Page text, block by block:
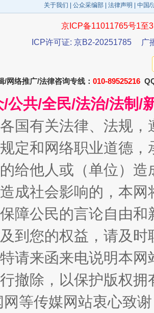
营 权益有保障
家标准开始实施
富民促振兴 酒驾
关于我们 公众采编部 法律声明 | 中国
京ICP备11011765号1至
ICP许可证: 京B2-20251785
广
/网络推广/法律咨询专线： 010-89525216
/公共/全民/法治/法制/
国有关法律、法规
定和网络职业道德
给他人或（单位）
成社会影响的，本
障公民的言论自由
到您的权益，请及
请来函来电说明本
撤除，以保护版权
等传媒网站衷心致